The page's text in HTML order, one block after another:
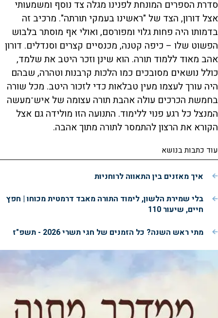
סדרת הספרים המונחת לפנינו מגלה צד נוסף ומשמעותי
אצל דורון, הצד של "ראשינו בעמקי תורתה". מרכיב זה
בדמותו היה פחות גלוי ומפורסם, ואולי אף מוסתר בלבוש
הפשוט שלו – כיפה קטנה, מכנסיים קצרים וסנדלים. דורון
אהב מאוד ללמוד תורה. הוא שינן וזכר היטב את שלמד,
כולל נושאים מסובכים כמו הלכות קרבנות וטהרה, שבהם
היה עורך לעצמו מעין טבלאות כדי לזכור היטב. מכל שורה
בחמשת הכרכים עולה אהבת תורה עצומה של איש־מעשה
המנצל כל רגע פנוי ללימוד. התנועה הזו מולידה גם אצל
הקורא את הרצון להתמסר לתורה מתוך אהבה.
עוד כתבות בנושא
איך מאזנים בין התאווה לרוחניות
בלי שמירת הלשון, לימוד התורה מאבד דרמטית מכוחו | חפץ
חיים, שיעור 110
מתי ראש השנה? כל הזמנים של חגי תשרי 2026 - תשפ"ז